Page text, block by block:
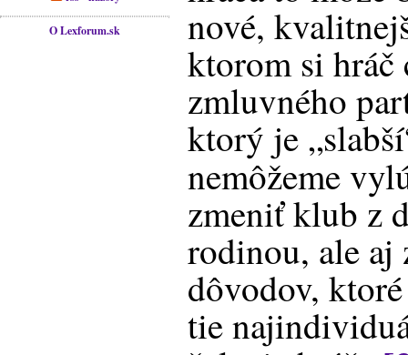
O Lexforum.sk nové,
ktorom si hráč
zmluvného
ktorý je
nemôžeme
zmeniť klub z
rodinou, ale aj
dôvodov,
tie